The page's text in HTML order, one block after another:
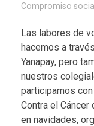
Compromiso social
Las labores de
hacemos a
Yanapay, pero
nuestros
participamos
Contra el Cáncer
en navidades,